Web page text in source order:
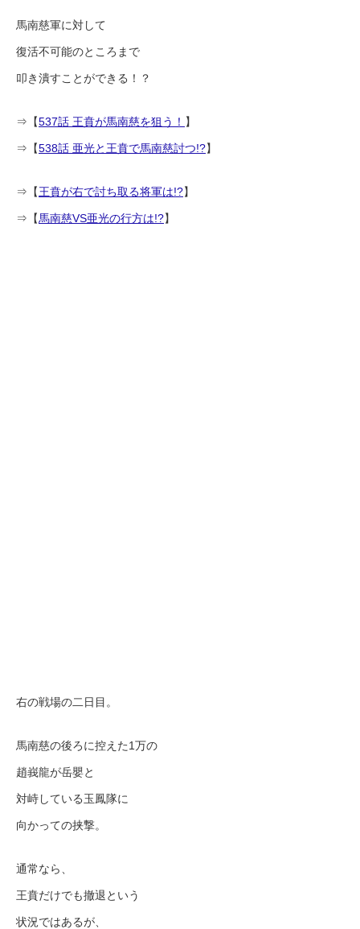
馬南慈軍に対して
復活不可能のところまで
叩き潰すことができる！？
⇒【537話 王賁が馬南慈を狙う！ 】
⇒【538話 亜光と王賁で馬南慈討つ!?】
⇒【王賁が右で討ち取る将軍は!?】
⇒【馬南慈VS亜光の行方は!?】
右の戦場の二日目。
馬南慈の後ろに控えた1万の
趙峩龍が岳嬰と
対峙している玉鳳隊に
向かっての挟撃。
通常なら、
王賁だけでも撤退という
状況ではあるが、